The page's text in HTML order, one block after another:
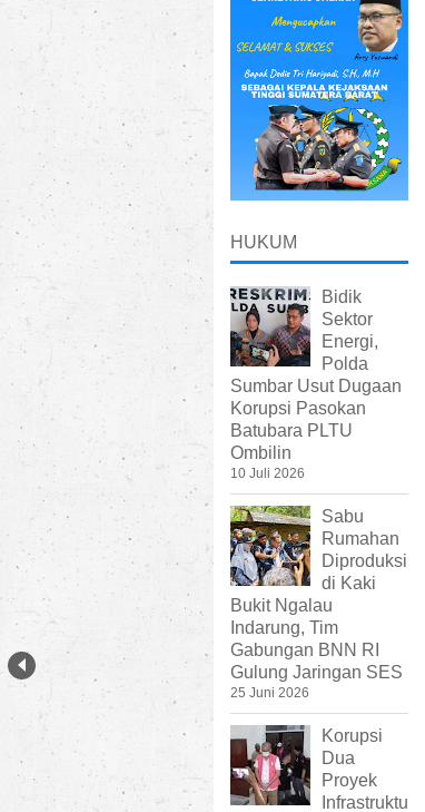
HUKUM
Bidik
Sektor
Energi,
Polda
Sumbar Usut Dugaan
Korupsi Pasokan
Batubara PLTU
Ombilin
10 Juli 2026
Sabu
Rumahan
Diproduksi
di Kaki
Bukit Ngalau
Indarung, Tim
Gabungan BNN RI
Gulung Jaringan SES
25 Juni 2026
Korupsi
Dua
Proyek
Infrastruktu